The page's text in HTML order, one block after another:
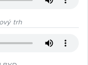
trh